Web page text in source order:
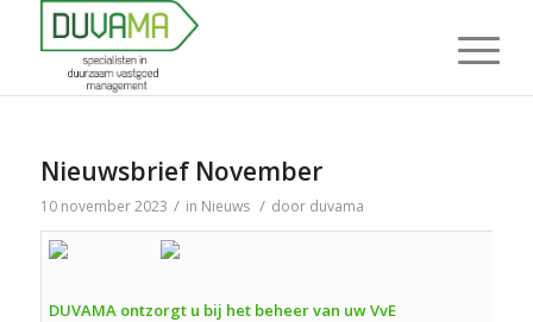
Nieuwsbrief November
10 november 2023 / in Nieuws / door duvama
DUVAMA ontzorgt u bij het beheer van uw VvE